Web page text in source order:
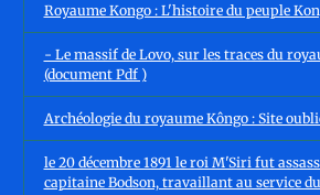
Royaume Kongo : L'histoire du peuple
- Le massif de Lovo, sur les traces du
(document Pdf )
Archéologie du royaume Kôngo : Site
le 20 décembre 1891 le roi M'Siri fut
capitaine Bodson, travaillant au service